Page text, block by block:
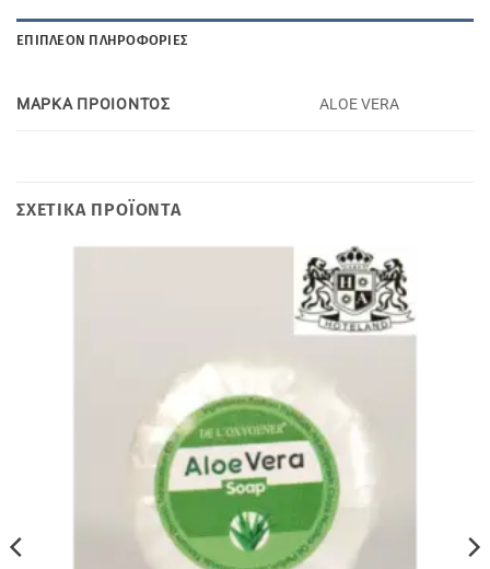
ΕΠΙΠΛΈΟΝ ΠΛΗΡΟΦΟΡΊΕΣ
ΜΑΡΚΑ ΠΡΟΙΟΝΤΟΣ ALOE VERA
ΣΧΕΤΙΚΆ ΠΡΟΪΌΝΤΑ